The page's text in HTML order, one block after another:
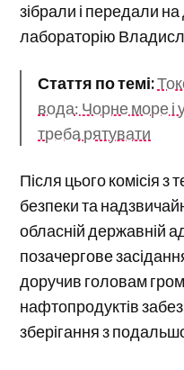
зібрали і передали
лабораторію
Стаття по темі:
вода: Чорне море і
треба рятувати
Після цього комісія з
безпеки та
обласній державній
позачергове
доручив головам
нафтопродуктів
зберігання з